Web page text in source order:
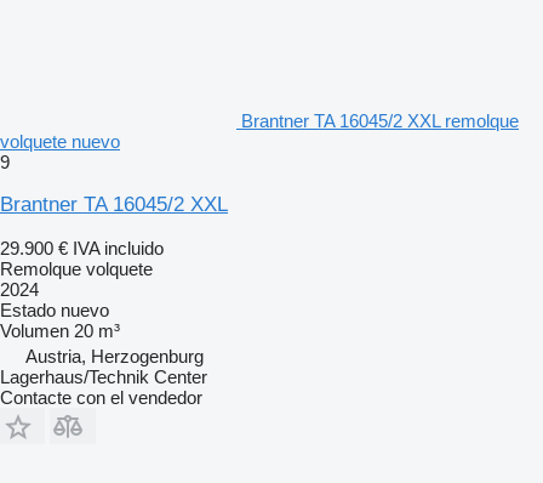
Brantner TA 16045/2 XXL remolque
volquete nuevo
9
Brantner TA 16045/2 XXL
29.900 € IVA incluido
Remolque volquete
2024
Estado nuevo
Volumen 20 m³
Austria, Herzogenburg
Lagerhaus/Technik Center
Contacte con el vendedor